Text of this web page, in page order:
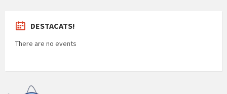
DESTACATS!
There are no events